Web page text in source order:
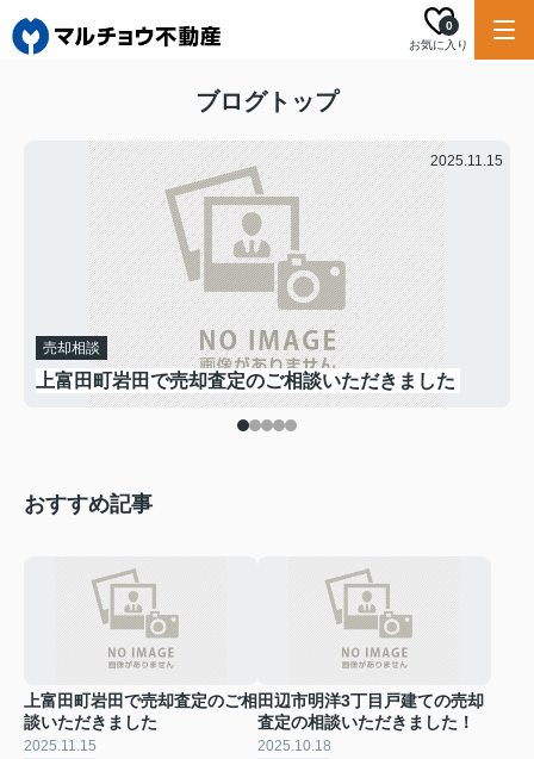
お気に入り
0
ブログトップ
2025.11.15
売却相談
上富田町岩田で売却査定のご相談いただきました
おすすめ記事
上富田町岩田で売却査定のご相
談いただきました
2025.11.15
田辺市明洋3丁目戸建ての売却
査定の相談いただきました！
2025.10.18